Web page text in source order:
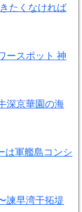
たくなければ
ースポット 神
深京華園の海
は軍艦島コンシ
諫早湾干拓堤